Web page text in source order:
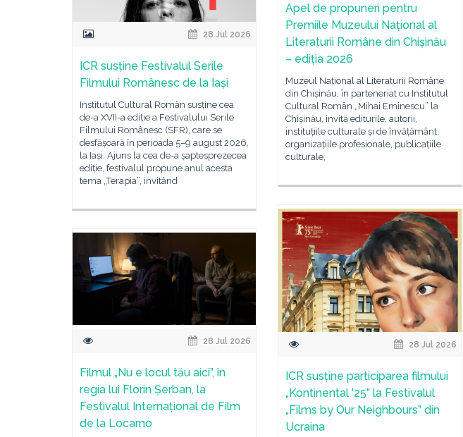
Apel de propuneri pentru
Premiile Muzeului Național al
Literaturii Române din Chișinău
– ediția 2026
Muzeul Național al Literaturii Române
din Chișinău, în parteneriat cu Institutul
Cultural Român „Mihai Eminescu” la
Chișinău, invită editurile, autorii,
instituțiile culturale și de învățământ,
organizațiile profesionale, publicațiile
culturale,
28 Jul 2026
ICR susține Festivalul Serile
Filmului Românesc de la Iași
Institutul Cultural Român susține cea
de-a XVII-a ediție a Festivalului Serile
Filmului Românesc (SFR), care se
desfășoară în perioada 5–9 august 2026,
la Iași. Ajuns la cea de-a șaptesprezecea
ediție, festivalul propune anul acesta
tema „Terapia”, invitând
28 Jul 2026
ICR susține participarea filmului
„Kontinental '25” la Festivalul
„Films by Our Neighbours” din
Ucraina
28 Jul 2026
Filmul „Nu e locul tău aici”, în
regia lui Florin Șerban, la
Festivalul Internațional de Film
de la Locarno